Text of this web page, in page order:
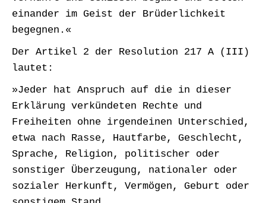
einander im Geist der Brüderlichkeit
begegnen.«
Der Artikel 2 der Resolution 217 A (III)
lautet:
»Jeder hat Anspruch auf die in dieser
Erklärung verkündeten Rechte und
Freiheiten ohne irgendeinen Unterschied,
etwa nach Rasse, Hautfarbe, Geschlecht,
Sprache, Religion, politischer oder
sonstiger Überzeugung, nationaler oder
sozialer Herkunft, Vermögen, Geburt oder